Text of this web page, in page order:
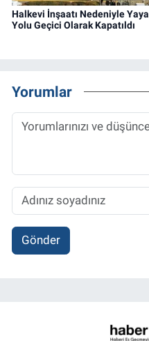
Halkevi İnşaatı Nedeniyle Yaya
Yolu Geçici Olarak Kapatıldı
Yorumlar
Gönder